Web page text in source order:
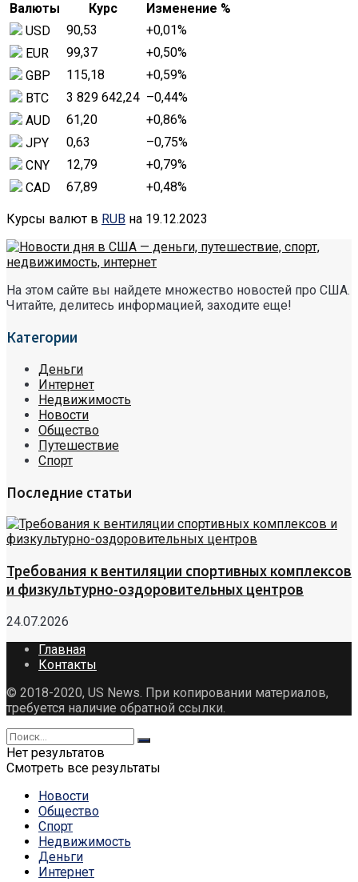
Валюты Курс
Изменение %
USD
90,53 +0,01%
EUR
99,37 +0,50%
GBP
115,18 +0,59%
BTC
3 829 642,24 –0,44%
AUD
61,20 +0,86%
JPY
0,63 –0,75%
CNY
12,79 +0,79%
CAD
67,89 +0,48%
Курсы валют в RUB на 19.12.2023
На этом сайте вы найдете множество новостей про США.
Читайте, делитесь информацией, заходите еще!
Категории
Деньги
Интернет
Недвижимость
Новости
Общество
Путешествие
Спорт
Последние статьи
Требования к вентиляции спортивных комплексов
и физкультурно-оздоровительных центров
24.07.2026
Главная
Контакты
© 2018-2020, US News. При копировании материалов,
требуется наличие обратной ссылки.
Нет результатов
Смотреть все результаты
Новости
Общество
Спорт
Недвижимость
Деньги
Интернет